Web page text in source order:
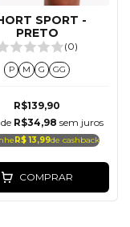
SPORT -
PRETO
(0)
P M G GG
R$139,90
R$34,98 sem juros
R$ 13,99de cashback
COMPRAR